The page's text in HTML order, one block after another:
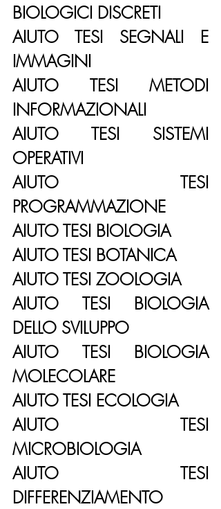
BIOLOGICI DISCRETI
AIUTO TESI SEGNALI E
IMMAGINI
AIUTO TESI METODI
INFORMAZIONALI
AIUTO TESI SISTEMI
OPERATIVI
AIUTO TESI
PROGRAMMAZIONE
AIUTO TESI BIOLOGIA
AIUTO TESI BOTANICA
AIUTO TESI ZOOLOGIA
AIUTO TESI BIOLOGIA
DELLO SVILUPPO
AIUTO TESI BIOLOGIA
MOLECOLARE
AIUTO TESI ECOLOGIA
AIUTO TESI
MICROBIOLOGIA
AIUTO TESI
DIFFERENZIAMENTO